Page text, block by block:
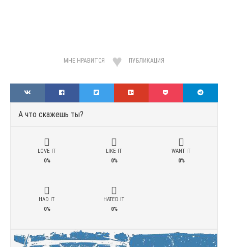
МНЕ НРАВИТСЯ ПУБЛИКАЦИЯ
А что скажешь ты?
LOVE IT
0%
LIKE IT
0%
WANT IT
0%
HAD IT
0%
HATED IT
0%